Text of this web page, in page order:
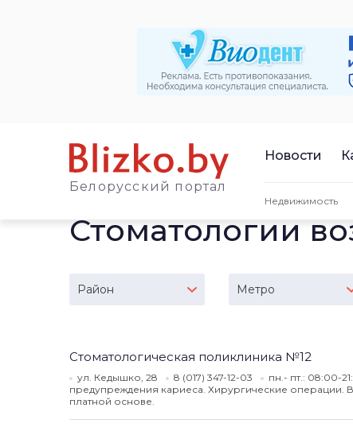
Белорусский портал
Новости
Недвижимость
Стоматологии
Район Метро
Стоматологическая поликлиника №12
ул. Кедышко, 28 8 (017) 347-12-03 пн.- пт.: 08:00-
предупреждения кариеса. Хирургические
платной основе.